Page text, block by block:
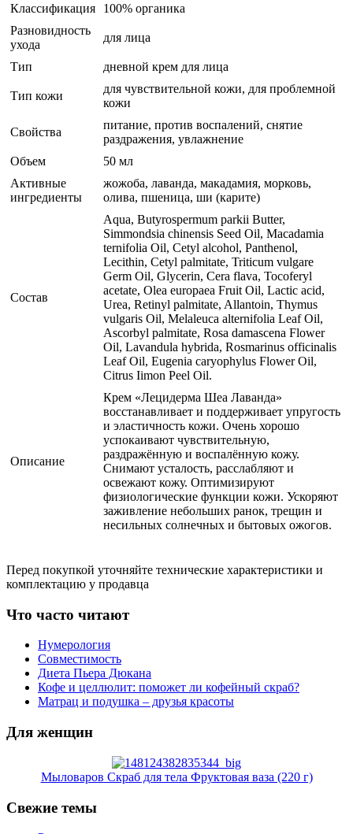
Классификация
100% органика
Разновидность
ухода
для лица
Тип дневной крем для лица
Тип кожи
для чувствительной кожи, для проблемной
кожи
Свойства
питание, против воспалений, снятие
раздражения, увлажнение
Объем
50 мл
Активные
ингредиенты
жожоба, лаванда, макадамия, морковь,
олива, пшеница, ши (карите)
Состав
Aqua, Butyrospermum parkii Butter,
Simmondsia chinensis Seed Oil, Macadamia
ternifolia Oil, Cetyl alcohol, Panthenol,
Lecithin, Cetyl palmitate, Triticum vulgare
Germ Oil, Glycerin, Cera flava, Tocoferyl
acetate, Olea europaea Fruit Oil, Lactic acid,
Urea, Retinyl palmitate, Allantoin, Thymus
vulgaris Oil, Melaleuca alternifolia Leaf Oil,
Ascorbyl palmitate, Rosa damascena Flower
Oil, Lavandula hybrida, Rosmarinus officinalis
Leaf Oil, Eugenia caryophylus Flower Oil,
Citrus Iimon Peel Oil.
Описание
Крем «Лецидерма Шеа Лаванда»
восстанавливает и поддерживает упругость
и эластичность кожи. Очень хорошо
успокаивают чувствительную,
раздражённую и воспалённую кожу.
Снимают усталость, расслабляют и
освежают кожу. Оптимизируют
физиологические функции кожи. Ускоряют
заживление небольших ранок, трещин и
несильных солнечных и бытовых ожогов.
Перед покупкой уточняйте технические характеристики и
комплектацию у продавца
Что часто читают
Нумерология
Совместимость
Диета Пьера Дюкана
Кофе и целлюлит: поможет ли кофейный скраб?
Матрац и подушка – друзья красоты
Для женщин
Мыловаров Скраб для тела Фруктовая ваза (220 г)
Свежие темы